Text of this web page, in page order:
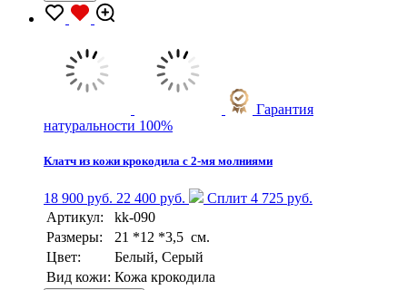
Гарантия
натуральности 100%
Клатч из кожи крокодила с 2-мя молниями
18 900 руб. 22 400 руб.
Сплит 4 725 руб.
Артикул:
kk-090
Размеры:
21 *12 *3,5 см.
Цвет:
Белый, Серый
Вид кожи: Кожа крокодила